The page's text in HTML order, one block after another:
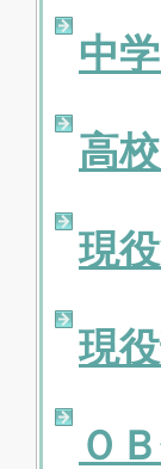
中
高
現
現
Ｏ